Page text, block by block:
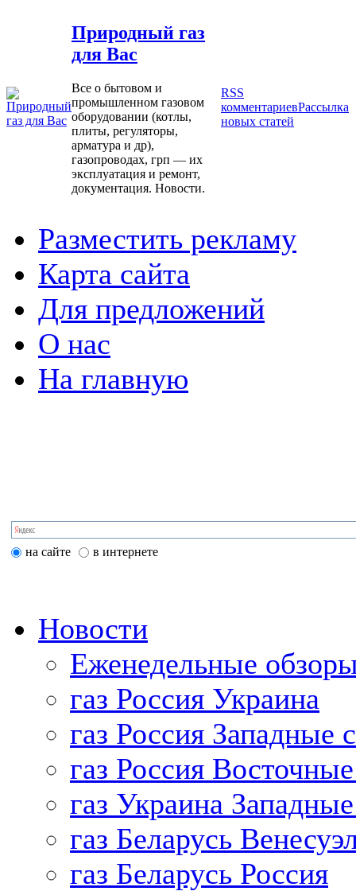
Природный газ
для Вас
Все о бытовом и
промышленном газовом
оборудовании (котлы,
плиты, регуляторы,
арматура и др),
газопроводах, грп — их
эксплуатация и ремонт,
документация. Новости.
RSS
комментариевРассылка
новых статей
Разместить рекламу
Карта сайта
Для предложений
О нас
На главную
на сайте в интернете
Новости
Еженедельные
газ Россия Украина
газ Россия Западные
газ Россия
газ Украина
газ Беларусь
газ Беларусь Россия